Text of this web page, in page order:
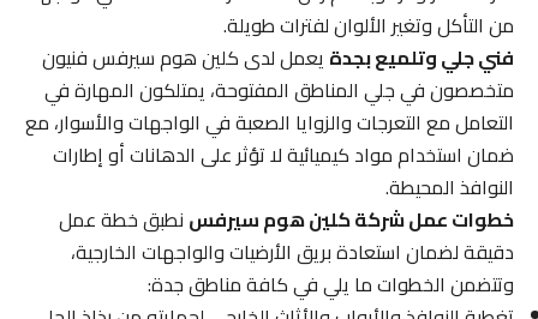
من التأكل وتغير الألوان لفترات طويلة.
فني جلي وتلميع بجدةيعمل لدى كلين هوم سيرفس فنيون
متخصصون في جلي المناطق المفتوحة، يمتلكون المهارة في
التعامل مع التعرجات والزوايا الصعبة في الواجهات والأسوار، مع
ضمان استخدام مواد كيميائية لا تؤثر على الدهانات أو إطارات
النوافذ المحيطة.
خطوات عمل شركة كلين هوم سيرفسنطبق خطة عمل
دقيقة لضمان استعادة بريق الأرضيات والواجهات الخارجية،
وتتضمن الخطوات ما يلي في كافة مناطق جدة: